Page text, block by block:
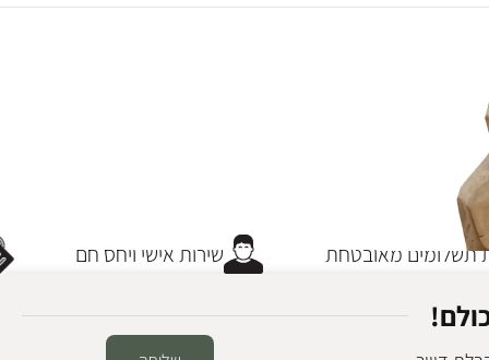
שירות אישי ויחס חם מאובטחת